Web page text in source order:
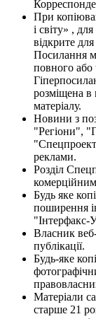
При
і світу» ,
відкрите
Посилання
повного або
розміщена в
матеріалу.
Новини з
"Регіони",
реклами.
Розділ
Будь яке
поширення
"Інтерфакс-
Власник
публікації.
Будь-яке
Матеріали
старше 21